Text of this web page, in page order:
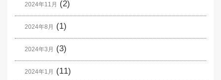
2024年11月 (2)
2024年8月 (1)
2024年3月 (3)
2024年1月 (11)